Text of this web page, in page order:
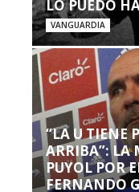
LO PUEDO
VANGUARDIA
“LA U TIENE
ARRIBA”: LA
PUYOL POR
FERNANDO